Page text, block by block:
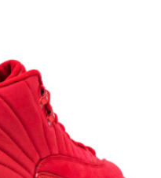
と黒のオシドリの色
41